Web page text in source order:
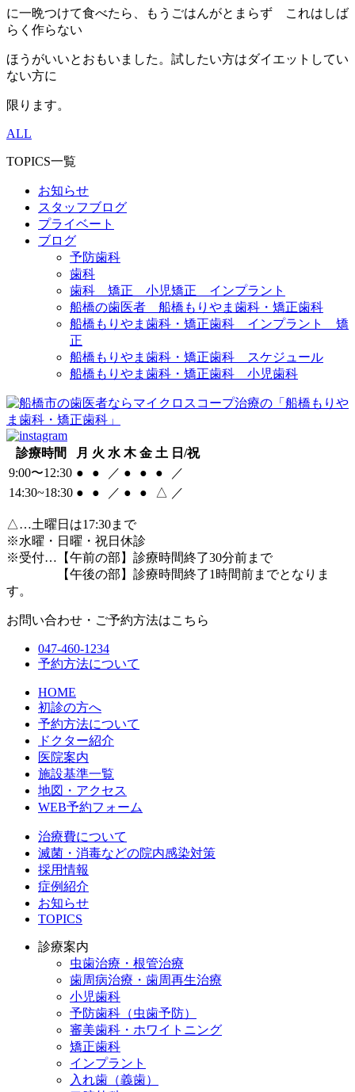
に一晩つけて食べたら、もうごはんがとまらず これはしば
らく作らない
ほうがいいとおもいました。試したい方はダイエットしてい
ない方に
限ります。
ALL
TOPICS一覧
お知らせ
スタッフブログ
プライベート
ブログ
予防歯科
歯科
歯科 矯正 小児矯正 インプラント
船橋の歯医者 船橋もりやま歯科・矯正歯科
船橋もりやま歯科・矯正歯科 インプラント 矯
正
船橋もりやま歯科・矯正歯科 スケジュール
船橋もりやま歯科・矯正歯科 小児歯科
診療時間 月 火 水 木 金 土 日/祝
9:00〜12:30 ● ● ／ ● ● ●
／
14:30~18:30 ● ● ／ ● ● △ ／
△…土曜日は17:30まで
※水曜・日曜・祝日休診
※受付…【午前の部】診療時間終了30分前まで
【午後の部】診療時間終了1時間前までとなりま
す。
お問い合わせ・ご予約方法はこちら
047-460-1234
予約方法について
HOME
初診の方へ
予約方法について
ドクター紹介
医院案内
施設基準一覧
地図・アクセス
WEB予約フォーム
治療費について
滅菌・消毒などの院内感染対策
採用情報
症例紹介
お知らせ
TOPICS
診療案内
虫歯治療・根管治療
歯周病治療・歯周再生治療
小児歯科
予防歯科（虫歯予防）
審美歯科・ホワイトニング
矯正歯科
インプラント
入れ歯（義歯）